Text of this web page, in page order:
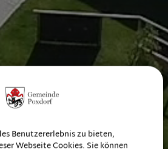
Benutzererlebnis zu bieten,
Webseite Cookies. Sie können